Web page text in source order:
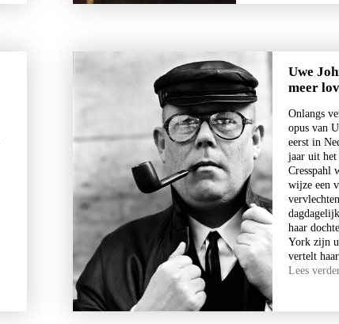
Willem die Madoc maakte
€29,00
LEES MEER
Uwe
meer
Onlangs
opus van
eerst in
jaar uit het
Cresspahl
wijze een
haar
York zijn
vertelt
Lees